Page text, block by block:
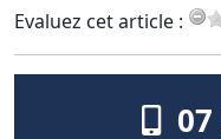
Evaluez cet article :
07